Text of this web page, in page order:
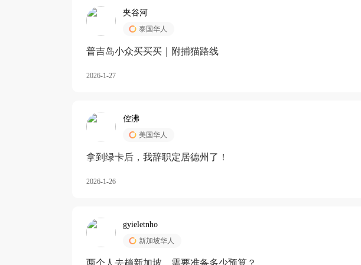
夹谷河
泰国华人
️普吉岛小众买买买｜附捕猫路线
2026-1-27
倥沸
美国华人
拿到绿卡后，我辞职定居德州了！
2026-1-26
gyieletnho
新加坡华人
两个人去趟新加坡，需要准备多少预算？